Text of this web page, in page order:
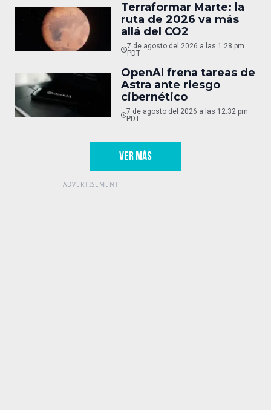
Terraformar Marte: la
ruta de 2026 va más
allá del CO2
7 de agosto del 2026 a las 1:28 pm
PDT
OpenAI frena tareas de
Astra ante riesgo
cibernético
7 de agosto del 2026 a las 12:32 pm
PDT
VER MÁS